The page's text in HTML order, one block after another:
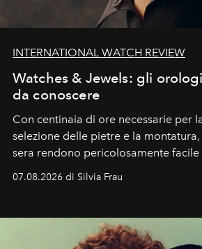
INTERNATIONAL WATCH REVIEW
Watches & Jewels: gli
da conoscere
Con centinaia di ore necessarie per
selezione delle pietre e la
sera rendono pericolosamente
cognizione del tempo. Ma con
07.08.2026 di Silvia Frau